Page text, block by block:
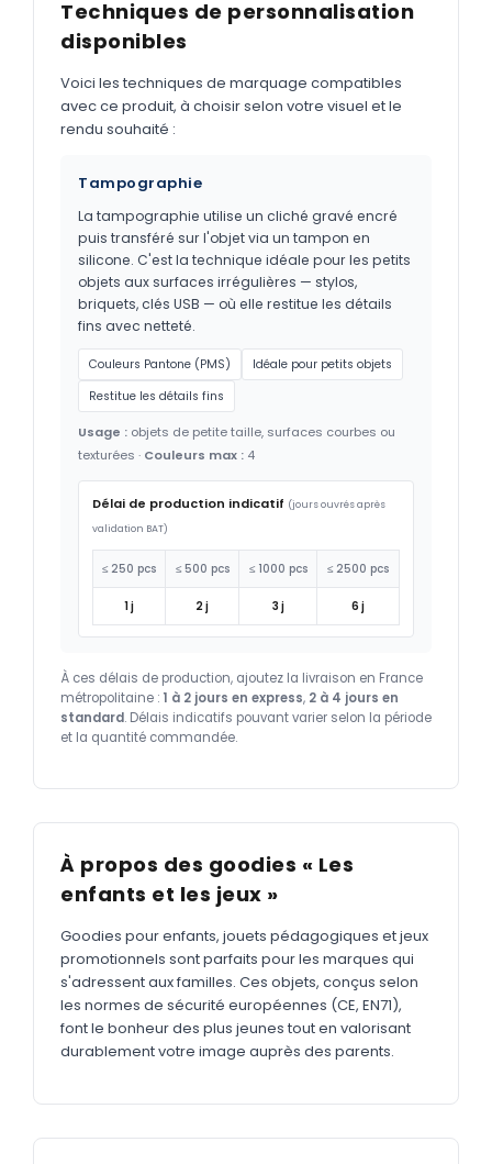
Techniques de personnalisation
disponibles
Voici les techniques de marquage compatibles
avec ce produit, à choisir selon votre visuel et le
rendu souhaité :
Tampographie
La tampographie utilise un cliché gravé encré
puis transféré sur l'objet via un tampon en
silicone. C'est la technique idéale pour les petits
objets aux surfaces irrégulières — stylos,
briquets, clés USB — où elle restitue les détails
fins avec netteté.
Couleurs Pantone (PMS)
Idéale pour petits objets
Restitue les détails fins
Usage : objets de petite taille, surfaces courbes ou
texturées · Couleurs max : 4
Délai de production indicatif (jours ouvrés après
validation BAT)
≤ 250 pcs ≤ 500 pcs ≤ 1000 pcs ≤ 2500 pcs
1 j 2 j 3 j 6 j
À ces délais de production, ajoutez la livraison en France
métropolitaine : 1 à 2 jours en express, 2 à 4 jours en
standard. Délais indicatifs pouvant varier selon la période
et la quantité commandée.
À propos des goodies « Les
enfants et les jeux »
Goodies pour enfants, jouets pédagogiques et jeux
promotionnels sont parfaits pour les marques qui
s'adressent aux familles. Ces objets, conçus selon
les normes de sécurité européennes (CE, EN71),
font le bonheur des plus jeunes tout en valorisant
durablement votre image auprès des parents.